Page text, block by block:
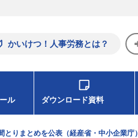
かいけつ！人事労務とは？
ル ダウンロード資料
りまとめを公表（経産省・中小企業庁）